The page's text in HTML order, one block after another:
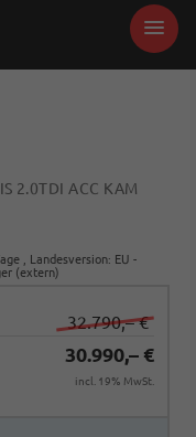
2.0TDI ACC KAM
, Landesversion: EU -
(extern)
32.790,– €
30.990,– €
incl. 19% MwSt.